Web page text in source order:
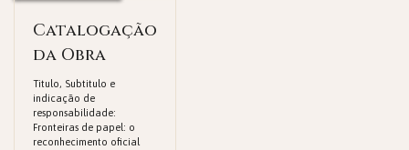
Catalogação
da Obra
Titulo, Subtitulo e
indicação de
responsabilidade:
Fronteiras de papel: o
reconhecimento oficial